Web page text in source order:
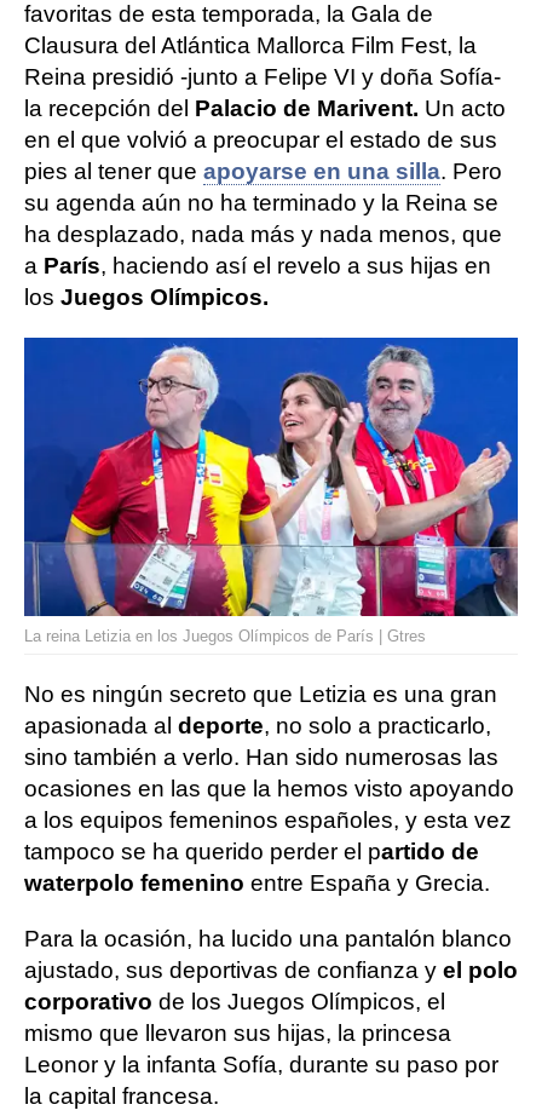
favoritas de esta temporada, la Gala de
Clausura del Atlántica Mallorca Film Fest, la
Reina presidió -junto a Felipe VI y doña Sofía-
la recepción del Palacio de Marivent. Un acto
en el que volvió a preocupar el estado de sus
pies al tener que apoyarse en una silla. Pero
su agenda aún no ha terminado y la Reina se
ha desplazado, nada más y nada menos, que
a París, haciendo así el revelo a sus hijas en
los Juegos Olímpicos.
La reina Letizia en los Juegos Olímpicos de París | Gtres
No es ningún secreto que Letizia es una gran
apasionada al deporte, no solo a practicarlo,
sino también a verlo. Han sido numerosas las
ocasiones en las que la hemos visto apoyando
a los equipos femeninos españoles, y esta vez
tampoco se ha querido perder el partido de
waterpolo femenino entre España y Grecia.
Para la ocasión, ha lucido una pantalón blanco
ajustado, sus deportivas de confianza y el polo
corporativo de los Juegos Olímpicos, el
mismo que llevaron sus hijas, la princesa
Leonor y la infanta Sofía, durante su paso por
la capital francesa.